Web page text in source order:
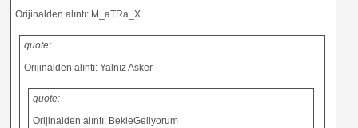
Orijinalden alıntı: M_aTRa_X
quote:
Orijinalden alıntı: Yalnız Asker
quote:
Orijinalden alıntı: BekleGeliyorum